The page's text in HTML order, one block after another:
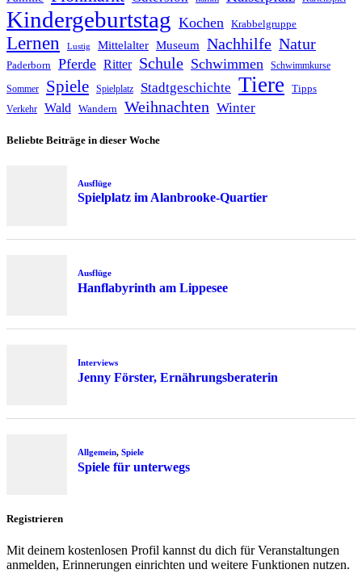
Kindergeburtstag Kochen Krabbelgruppe
Lernen Lustig Mittelalter Museum Nachhilfe Natur
Paderborn Pferde Ritter Schule Schwimmen Schwimmkurse
Sommer Spiele Spielplatz Stadtgeschichte Tiere Tipps
Verkehr Wald Wandern Weihnachten Winter
Beliebte Beiträge in dieser Woche
Ausflüge
Spielplatz im Alanbrooke-Quartier
Ausflüge
Hanflabyrinth am Lippesee
Interviews
Jenny Förster, Ernährungsberaterin
Allgemein, Spiele
Spiele für unterwegs
Registrieren
Mit deinem kostenlosen Profil kannst du dich für Veranstaltungen
anmelden, Erinnerungen einrichten und weitere Funktionen nutzen.